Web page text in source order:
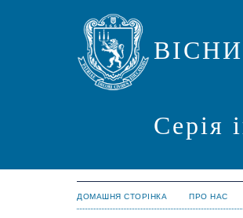
Серія
ДОМАШНЯ СТОРІНКА ПРО НАС